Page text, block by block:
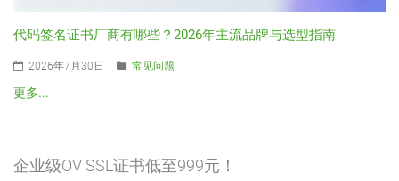
代码签名证书厂商有哪些？2026年主流品牌与选型指南
2026年7月30日 常见问题
更多...
企业级OV SSL证书低至999元！